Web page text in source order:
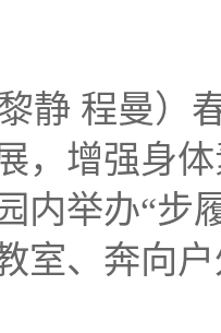
静 程曼）
，增强身
内举办“步
室、奔向